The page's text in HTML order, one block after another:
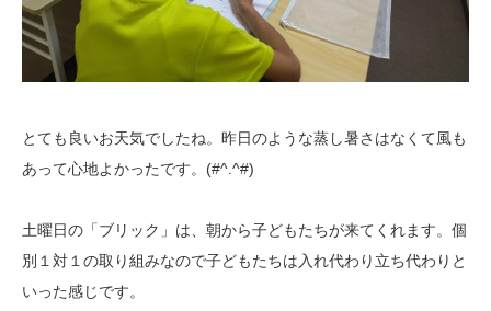
とても良いお天気でしたね。昨日のような蒸し暑さはなくて風も
あって心地よかったです。(#^.^#)
土曜日の「ブリック」は、朝から子どもたちが来てくれます。個
別１対１の取り組みなので子どもたちは入れ代わり立ち代わりと
いった感じです。